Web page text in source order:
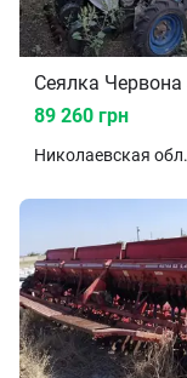
Сеялка Червона
89 260 грн
Николаевская обл.